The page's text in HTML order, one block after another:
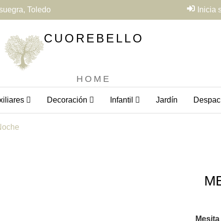
Toledo Inicia
HOME
CUOREBELLO
Decoración Infantil Jardín